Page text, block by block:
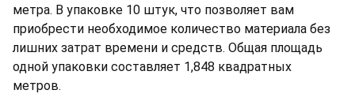
метра. В упаковке 10 штук, что позволяет вам
приобрести необходимое количество материала без
лишних затрат времени и средств. Общая площадь
одной упаковки составляет 1,848 квадратных
метров.